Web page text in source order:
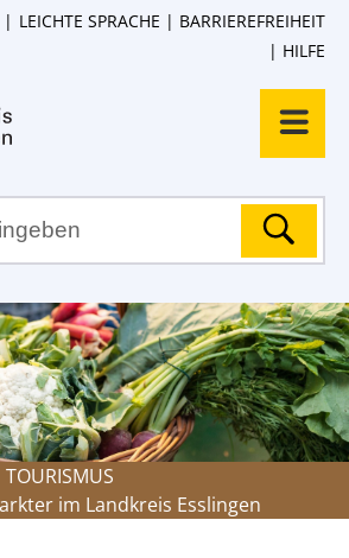
LEICHTE SPRACHE
BARRIEREFREIHEIT
HILFE
TOURISMUS
im Landkreis Esslingen